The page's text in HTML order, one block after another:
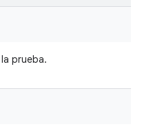
prueba.